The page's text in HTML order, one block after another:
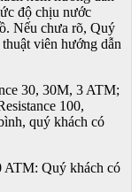
độ chịu nước
Nếu chưa rõ, Quý
viên hướng dẫn
30, 30M, 3 ATM;
100,
quý khách có
ATM: Quý khách có